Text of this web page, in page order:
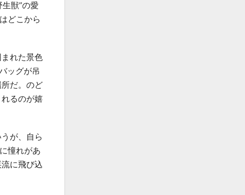
獣”の愛
どこから
れた景色
ッグが吊
だ。のど
るのが嬉
が、自ら
憧れがあ
に飛び込